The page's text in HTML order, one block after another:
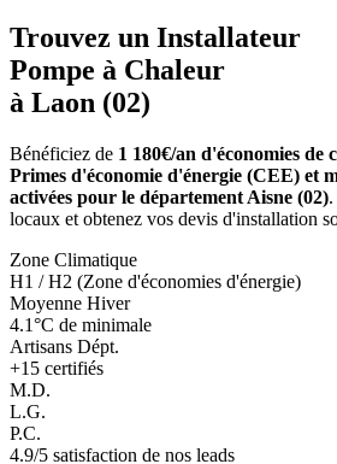
Trouvez un Installateur
Pompe à Chaleur
à Laon (02)
Bénéficiez de 1 180€/an d'économies de
Primes d'économie d'énergie (CEE) et
activées pour le département Aisne (02)
locaux et obtenez vos devis d'installation
Zone Climatique
H1 / H2 (Zone d'économies d'énergie)
Moyenne Hiver
4.1°C de minimale
Artisans Dépt.
+15 certifiés
M.D.
L.G.
P.C.
4.9/5 satisfaction de nos leads